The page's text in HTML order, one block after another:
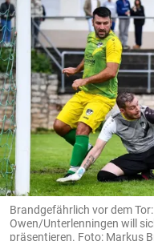
Brandgefährlich vor dem
Owen/Unterlenningen will
präsentieren. Foto: Markus